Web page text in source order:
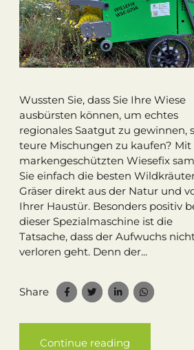
Wussten Sie, dass Sie Ihre Wiese
ausbürsten können, um echtes
regionales Saatgut zu gewinnen,
teure Mischungen zu kaufen? Mit
markengeschützten Wiesefix
Sie einfach die besten
Gräser direkt aus der Natur und
Ihrer Haustür. Besonders positiv
dieser Spezialmaschine ist die
Tatsache, dass der Aufwuchs
verloren geht. Denn der...
Share
Continue reading